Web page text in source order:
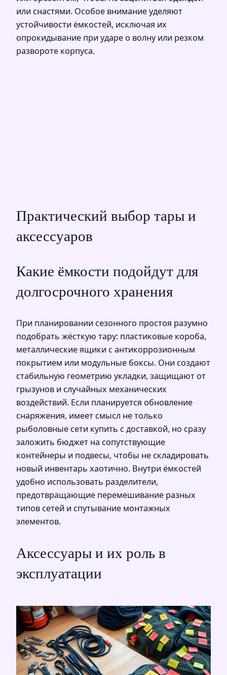
или снастями. Особое внимание уделяют
устойчивости ёмкостей, исключая их
опрокидывание при ударе о волну или резком
развороте корпуса.
Практический выбор тары и
аксессуаров
Какие ёмкости подойдут для
долгосрочного хранения
При планировании сезонного простоя разумно
подобрать жёсткую тару: пластиковые короба,
металлические ящики с антикоррозионным
покрытием или модульные боксы. Они создают
стабильную геометрию укладки, защищают от
грызунов и случайных механических
воздействий. Если планируется обновление
снаряжения, имеет смысл не только
рыболовные сети купить с доставкой, но сразу
заложить бюджет на сопутствующие
контейнеры и подвесы, чтобы не складировать
новый инвентарь хаотично. Внутри ёмкостей
удобно использовать разделители,
предотвращающие перемешивание разных
типов сетей и спутывание монтажных
элементов.
Аксессуары и их роль в
эксплуатации